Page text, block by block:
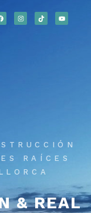
& REAL
RAÍCES